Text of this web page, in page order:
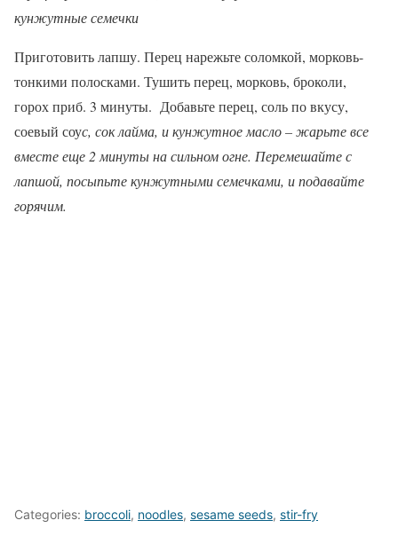
кунжутные семечки
Приготовить лапшу. Перец нарежьте соломкой, морковь-
тонкими полосками. Тушить перец, морковь, броколи,
горох приб. 3 минуты. Добавьте перец, соль по вкусу,
соевый соус, сок лайма, и кунжутное масло – жарьте все
вместе еще 2 минуты на сильном огне. Перемешайте с
лапшой, посыпьте кунжутными семечками, и подавайте
горячим.
Categories: broccoli, noodles, sesame seeds, stir-fry